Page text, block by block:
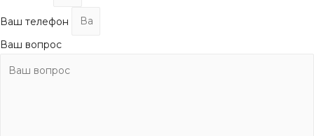
Ваш телефон
Ваш вопрос